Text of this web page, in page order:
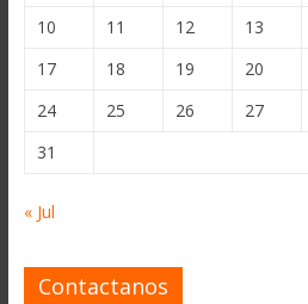
10
11 12 13
17
18 19 20
24
25 26 27
31
« Jul
Contactanos